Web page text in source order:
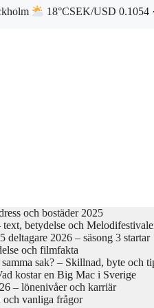
18°CSEK/USD 0.1054
och bostäder 2025
betydelse och
deltagare 2026 – säsong 3 startar
och filmfakta
sak? – Skillnad, byte och
kostar en Big Mac i Sverige
– lönenivåer och karriär
vanliga frågor